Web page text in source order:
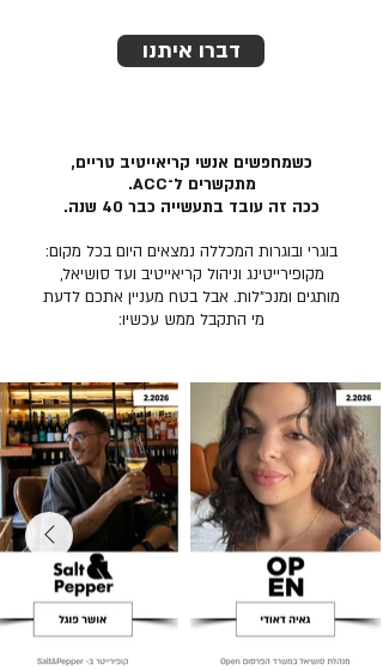
דברו איתנו
כשמחפשים אנשי קריאייטיב טריים,
מתקשרים ל־ACC.
ככה זה עובד בתעשייה כבר 40 שנה.
בוגרי ובוגרות המכללה נמצאים היום בכל מקום:
מקופירייטינג וניהול קריאייטיב ועד סושיאל,
מותגים ומנכ״לות. אבל בטח מעניין אתכם לדעת
מי התקבל ממש עכשיו: